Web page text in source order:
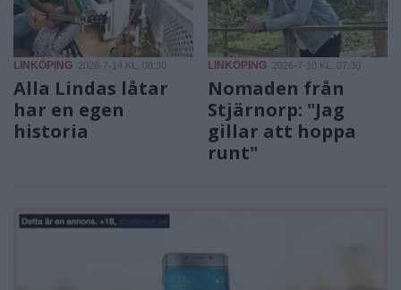
LINKÖPING 2026-7-14 KL. 08:30
Alla Lindas låtar
har en egen
historia
LINKÖPING 2026-7-10 KL. 07:30
Nomaden från
Stjärnorp: "Jag
gillar att hoppa
runt"